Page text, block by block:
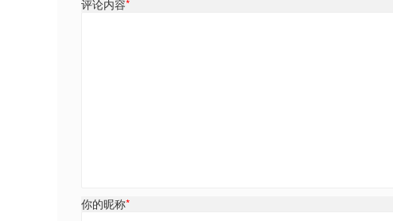
评论内容*
你的昵称*